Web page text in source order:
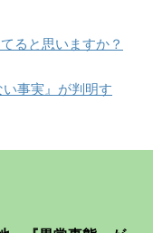
ると思いますか？
い事実』が判明す